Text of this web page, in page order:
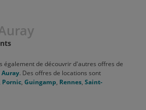
également de découvrir d'autres offres de
Auray. Des offres de locations sont
Pornic, Guingamp, Rennes, Saint-